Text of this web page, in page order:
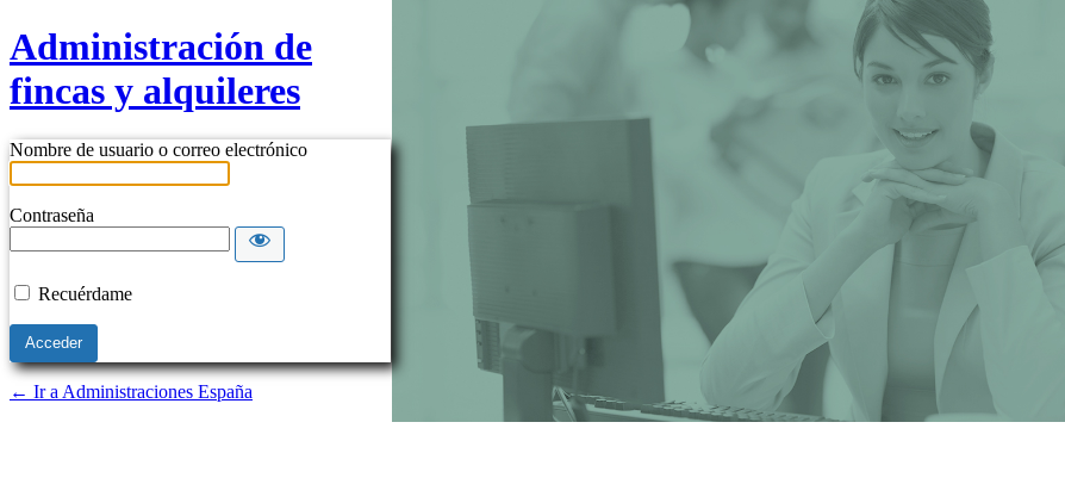
Administración de
fincas y alquileres
Nombre de usuario o correo electrónico
Contraseña
Recuérdame
← Ir a Administraciones España